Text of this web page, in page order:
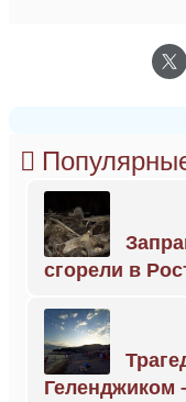
сгорели в
Геленджиком